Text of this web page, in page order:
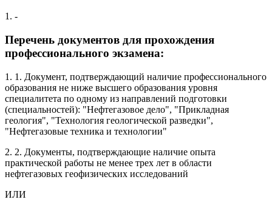
1. -
Перечень документов для прохождения
профессионального экзамена:
1. 1. Документ, подтверждающий наличие профессионального
образования не ниже высшего образования уровня
специалитета по одному из направлений подготовки
(специальностей): "Нефтегазовое дело", "Прикладная
геология", "Технология геологической разведки",
"Нефтегазовые техника и технологии"
2. 2. Документы, подтверждающие наличие опыта
практической работы не менее трех лет в области
нефтегазовых геофизических исследований
ИЛИ